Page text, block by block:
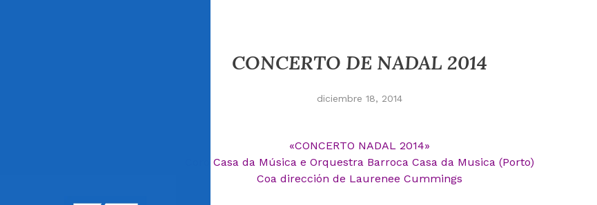
CONCERTO DE NADAL 2014
diciembre 18, 2014
«CONCERTO NADAL 2014»
Coro Casa da Música e Orquestra Barroca Casa da Musica (Porto)
Coa dirección de Laurenee Cummings